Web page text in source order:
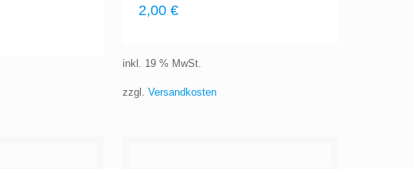
2,00 €
inkl. 19 % MwSt.
zzgl. Versandkosten